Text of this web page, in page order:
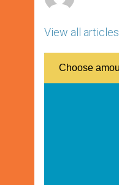
View all articles